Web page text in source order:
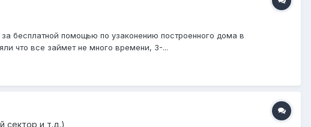
бесплатной помощью по узаконению построенного дома в
что все займет не много времени, 3-...
сектор и т.д.)